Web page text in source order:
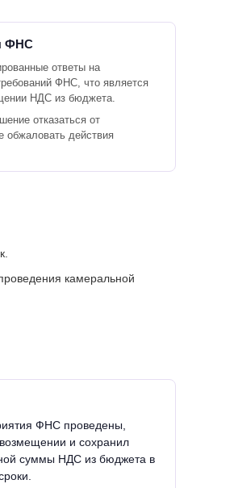
ФНС
ответы на
ФНС, что является
НДС из бюджета.
отказаться от
обжаловать действия
камеральной
ФНС проведены,
и сохранил
суммы НДС из бюджета в